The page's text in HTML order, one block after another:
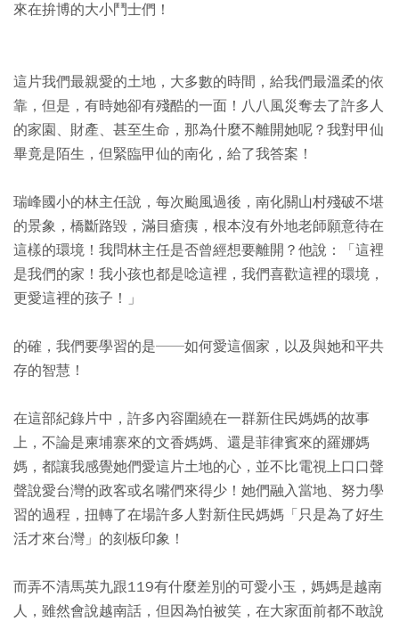
來在拚博的大小鬥士們！
這片我們最親愛的土地，大多數的時間，給我們最溫柔的依
靠，但是，有時她卻有殘酷的一面！八八風災奪去了許多人
的家園、財產、甚至生命，那為什麼不離開她呢？我對甲仙
畢竟是陌生，但緊臨甲仙的南化，給了我答案！
瑞峰國小的林主任說，每次颱風過後，南化關山村殘破不堪
的景象，橋斷路毀，滿目瘡痍，根本沒有外地老師願意待在
這樣的環境！我問林主任是否曾經想要離開？他說：「這裡
是我們的家！我小孩也都是唸這裡，我們喜歡這裡的環境，
更愛這裡的孩子！」
的確，我們要學習的是──如何愛這個家，以及與她和平共
存的智慧！
在這部紀錄片中，許多內容圍繞在一群新住民媽媽的故事
上，不論是柬埔寨來的文香媽媽、還是菲律賓來的羅娜媽
媽，都讓我感覺她們愛這片土地的心，並不比電視上口口聲
聲說愛台灣的政客或名嘴們來得少！她們融入當地、努力學
習的過程，扭轉了在場許多人對新住民媽媽「只是為了好生
活才來台灣」的刻板印象！
而弄不清馬英九跟119有什麼差別的可愛小玉，媽媽是越南
人，雖然會說越南話，但因為怕被笑，在大家面前都不敢說